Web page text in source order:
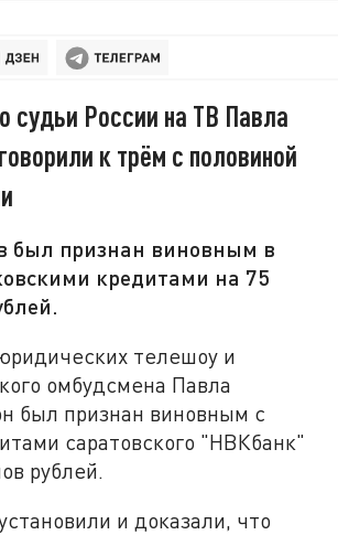
судьи России на ТВ Павла
к трём с половиной
был признан виновным в
кредитами на 75
телешоу и
омбудсмена Павла
был признан виновным с
саратовского "НВКбанк"
рублей.
и доказали, что